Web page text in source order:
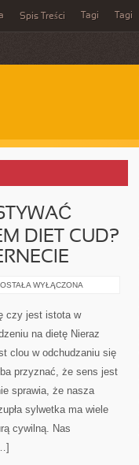
Spis Treści Tagi Tagi
DIET CUD?
WYŁĄCZONA
czy jest istota w
na dietę Nieraz
clou w odchudzaniu się
przyznać, że sens jest
sprawia, że nasza
sylwetka ma wiele
cywilną. Nas